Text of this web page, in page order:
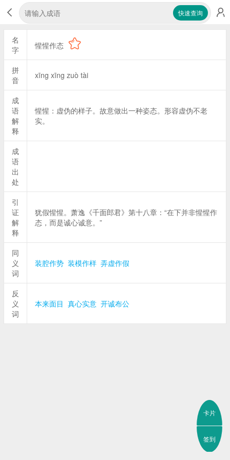
快速查询
名
字
惺惺作态
拼
音
xīng xīng zuò tài
成
语
解
释
惺惺：虚伪的样子。故意做出一种姿态。形容虚伪不老
实。
成
语
出
处
引
证
解
释
犹假惺惺。萧逸《千面郎君》第十八章：“在下并非惺惺作
态，而是诚心诚意。”
同
义
词
装腔作势 装模作样 弄虚作假
反
义
词
本来面目 真心实意 开诚布公
卡片
签到